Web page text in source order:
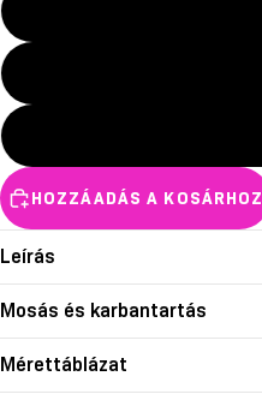
HOZZÁADÁS A KOSÁRHOZ
Leírás
Mosás és karbantartás
Mérettáblázat